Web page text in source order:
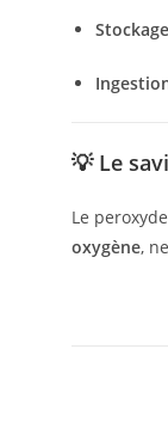
💡 Le
Le
oxygène,